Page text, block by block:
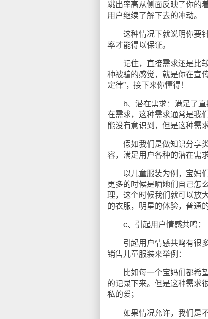
跳出率高从侧面反映了你的
用户继续了解下去的冲动。
这种情况下就说明你要针
率才能得以保证。
记住，直接需求还是比较
种被骗的感觉，就是你在宣
定律”，接下来你懂得！
b、潜在需求：满足了直
在需求，这种需求通常是我
能没有意识到，但是这种需
假如我们是做知识分享类
容，满足用户各种的潜在需
以儿童服装为例，宝妈们
更多的时候是晒她们自己怎
理，这个时候我们就可以放
的衣服，明星的体验，普通
c、引起用户情感共鸣：
引起用户情感共鸣有很多
销售儿童服装来举例：
比如每一个宝妈们都希望
的记录下来。但是这种需求
私的爱；
如果情况允许，我们是不